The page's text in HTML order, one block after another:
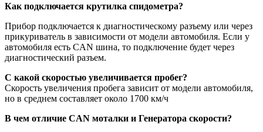
Как подключается крутилка спидометра?
Прибор подключается к диагностическому разъему или через
прикуриватель в зависимости от модели автомобиля. Если у
автомобиля есть CAN шина, то подключение будет через
диагностический разъем.
С какой скоростью увеличивается пробег?
Скорость увеличения пробега зависит от модели автомобиля,
но в среднем составляет около 1700 км/ч
В чем отличие CAN моталки и Генератора скорости?